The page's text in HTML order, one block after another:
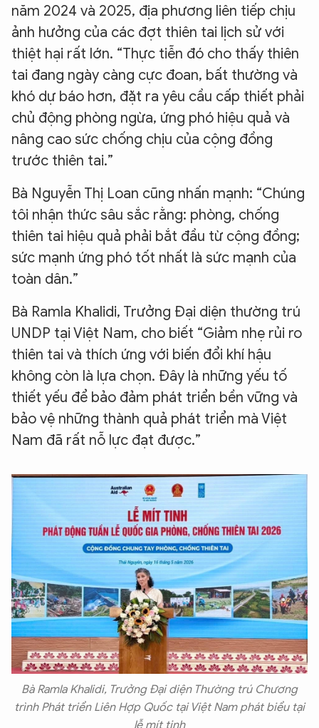
năm 2024 và 2025, địa phương liên tiếp chịu
ảnh hưởng của các đợt thiên tai lịch sử với
thiệt hại rất lớn. “Thực tiễn đó cho thấy thiên
tai đang ngày càng cực đoan, bất thường và
khó dự báo hơn, đặt ra yêu cầu cấp thiết phải
chủ động phòng ngừa, ứng phó hiệu quả và
nâng cao sức chống chịu của cộng đồng
trước thiên tai.”
Bà Nguyễn Thị Loan cũng nhấn mạnh: “Chúng
tôi nhận thức sâu sắc rằng: phòng, chống
thiên tai hiệu quả phải bắt đầu từ cộng đồng;
sức mạnh ứng phó tốt nhất là sức mạnh của
toàn dân.”
Bà Ramla Khalidi, Trưởng Đại diện thường trú
UNDP tại Việt Nam, cho biết “Giảm nhẹ rủi ro
thiên tai và thích ứng với biến đổi khí hậu
không còn là lựa chọn. Đây là những yếu tố
thiết yếu để bảo đảm phát triển bền vững và
bảo vệ những thành quả phát triển mà Việt
Nam đã rất nỗ lực đạt được.”
Bà Ramla Khalidi, Trưởng Đại diện Thường trú Chương
trình Phát triển Liên Hợp Quốc tại Việt Nam phát biểu tại